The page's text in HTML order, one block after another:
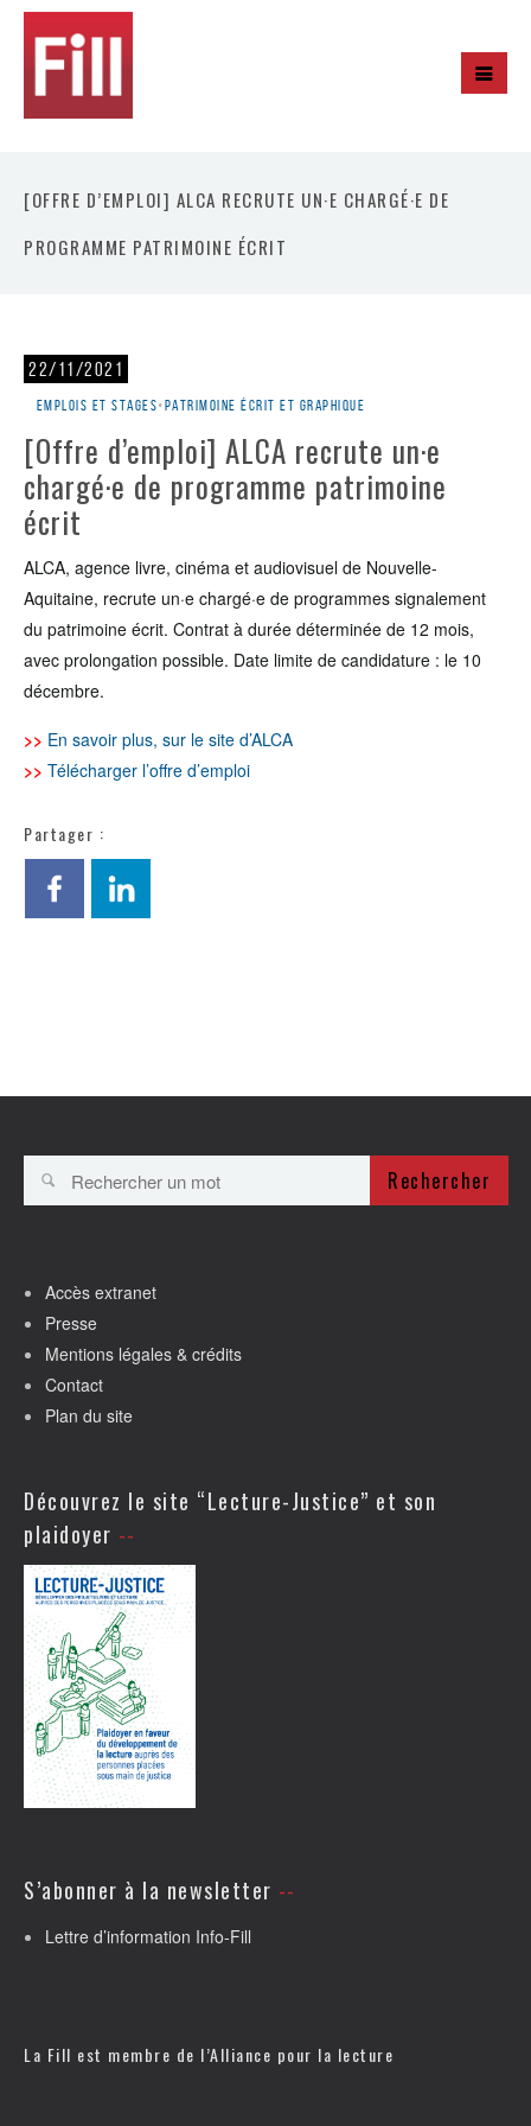
[OFFRE D’EMPLOI] ALCA RECRUTE UN·E CHARGÉ·E DE
PROGRAMME PATRIMOINE ÉCRIT
22/11/2021
Emplois et stages•Patrimoine écrit et graphique
[Offre d’emploi] ALCA recrute un·e
chargé·e de programme patrimoine
écrit
ALCA, agence livre, cinéma et audiovisuel de Nouvelle-
Aquitaine, recrute un·e chargé·e de programmes signalement
du patrimoine écrit. Contrat à durée déterminée de 12 mois,
avec prolongation possible. Date limite de candidature : le 10
décembre.
>> En savoir plus, sur le site d’ALCA
>> Télécharger l’offre d’emploi
Partager :
Rechercher
Accès extranet
Presse
Mentions légales & crédits
Contact
Plan du site
Découvrez le site “Lecture-Justice” et son
plaidoyer
S’abonner à la newsletter
Lettre d’information Info-Fill
La Fill est membre de l’Alliance pour la lecture